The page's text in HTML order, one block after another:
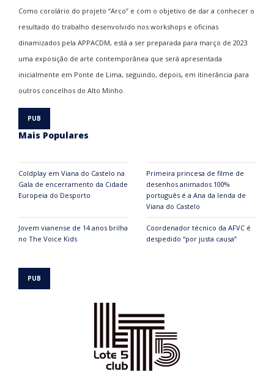
Como corolário do projeto “Arco” e com o objetivo de dar a conhecer o
resultado do trabalho desenvolvido nos workshops e oficinas
dinamizados pela APPACDM, está a ser preparada para março de 2023
uma exposição de arte contemporânea que será apresentada
inicialmente em Ponte de Lima, seguindo, depois, em itinerância para
outros concelhos do Alto Minho.
Mais Populares
Coldplay em Viana do Castelo na
Gala de encerramento da Cidade
Europeia do Desporto
Primeira princesa de filme de
desenhos animados 100%
português é a Ana da lenda de
Viana do Castelo
Jovem vianense de 14 anos brilha
no The Voice Kids
Coordenador técnico da AFVC é
despedido “por justa causa”